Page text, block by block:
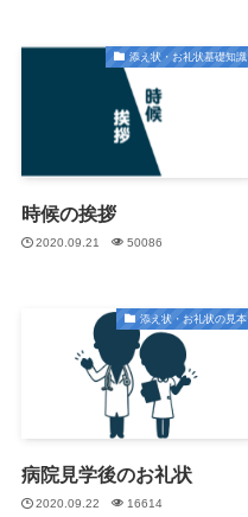
添え状・お礼状基礎知識
時候の挨拶
2020.09.21 50086
添え状・お礼状の見本
病院見学後のお礼状
2020.09.22 16614